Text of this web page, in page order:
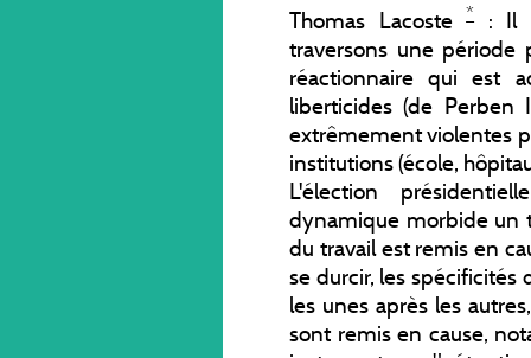
Thomas Lacoste*
: Il
traversons une période
réactionnaire qui est
liberticides (de Perben
extrêmement violentes
institutions (école,
L'élection
dynamique morbide un
du travail est remis en
se durcir, les spécificités
les unes après les
sont remis en cause,